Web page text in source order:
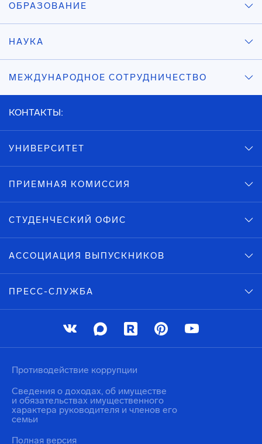
ОБРАЗОВАНИЕ
НАУКА
МЕЖДУНАРОДНОЕ СОТРУДНИЧЕСТВО
КОНТАКТЫ:
УНИВЕРСИТЕТ
ПРИЕМНАЯ КОМИССИЯ
СТУДЕНЧЕСКИЙ ОФИС
АССОЦИАЦИЯ ВЫПУСКНИКОВ
ПРЕСС-СЛУЖБА
Противодействие коррупции
Сведения о доходах, об имуществе
и обязательствах имущественного
характера руководителя и членов его
семьи
Полная версия